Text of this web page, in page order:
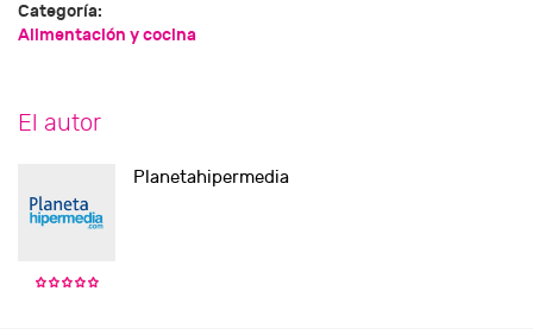
Categoría:
Alimentación y cocina
El autor
Planetahipermedia